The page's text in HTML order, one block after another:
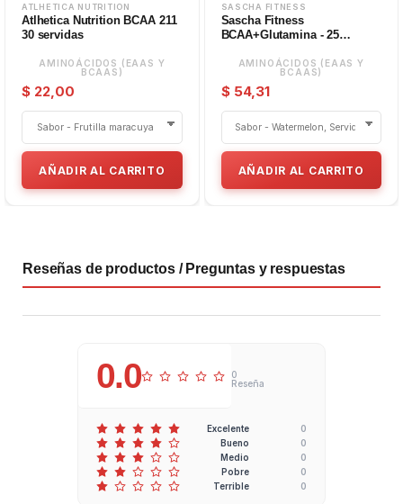
ATLHETICA NUTRITION
Atlhetica Nutrition BCAA 211
30 servidas
AMINOÁCIDOS (EAAS Y
BCAAS)
$ 22,00
AÑADIR AL CARRITO
SASCHA FITNESS
Sascha Fitness
BCAA+Glutamina - 25
AMINOÁCIDOS (EAAS Y
BCAAS)
$ 54,31
AÑADIR AL CARRITO
Reseñas de productos / Preguntas y respuestas
0.0
0
Reseña
Excelente 0
Bueno 0
Medio 0
Pobre 0
Terrible 0